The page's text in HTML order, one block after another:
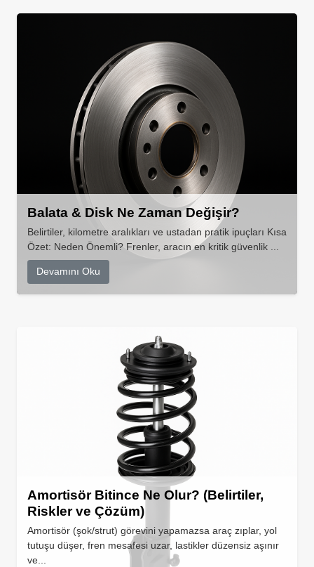
Balata & Disk Ne Zaman Değişir?
Belirtiler, kilometre aralıkları ve ustadan pratik ipuçları Kısa
Özet: Neden Önemli? Frenler, aracın en kritik güvenlik ...
Devamını Oku
Amortisör Bitince Ne Olur? (Belirtiler,
Riskler ve Çözüm)
Amortisör (şok/strut) görevini yapamazsa araç zıplar, yol
tutuşu düşer, fren mesafesi uzar, lastikler düzensiz aşınır
ve...